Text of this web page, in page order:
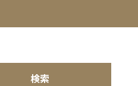
検索